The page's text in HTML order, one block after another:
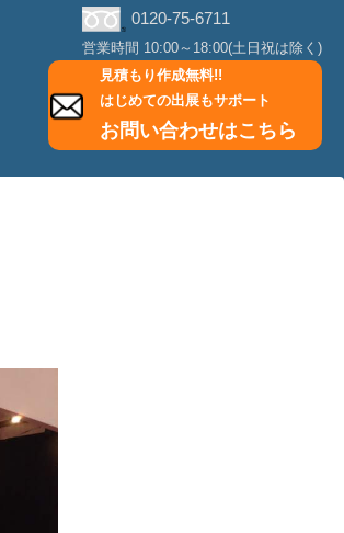
0120-75-6711
営業時間 10:00～18:00(土日祝は除く)
見積もり作成無料!!
はじめての出展もサポート
お問い合わせはこちら